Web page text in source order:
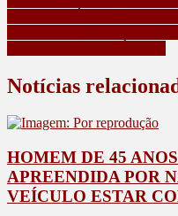
Notícias
HOMEM DE 45
APREENDIDA POR
VEÍCULO ESTAR